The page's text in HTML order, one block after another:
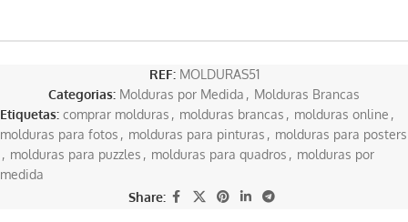
REF: MOLDURAS51
Categorias: Molduras por Medida , Molduras Brancas
Etiquetas: comprar molduras , molduras brancas , molduras online ,
molduras para fotos , molduras para pinturas , molduras para posters
, molduras para puzzles , molduras para quadros , molduras por
medida
Share: